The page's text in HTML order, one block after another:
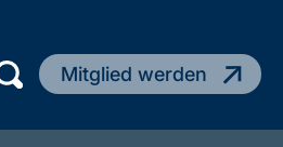
Mitglied werden